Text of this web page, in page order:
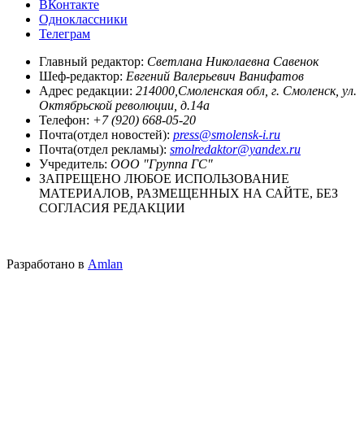
ВКонтакте
Одноклассники
Телеграм
Главный редактор: Светлана Николаевна Савенок
Шеф-редактор: Евгений Валерьевич Ванифатов
Адрес редакции: 214000,Смоленская обл, г. Смоленск, ул.
Октябрьской революции, д.14а
Телефон: +7 (920) 668-05-20
Почта(отдел новостей): press@smolensk-i.ru
Почта(отдел рекламы): smolredaktor@yandex.ru
Учредитель: ООО "Группа ГС"
ЗАПРЕЩЕНО ЛЮБОЕ ИСПОЛЬЗОВАНИЕ
МАТЕРИАЛОВ, РАЗМЕЩЕННЫХ НА САЙТЕ, БЕЗ
СОГЛАСИЯ РЕДАКЦИИ
Разработано в Amlan